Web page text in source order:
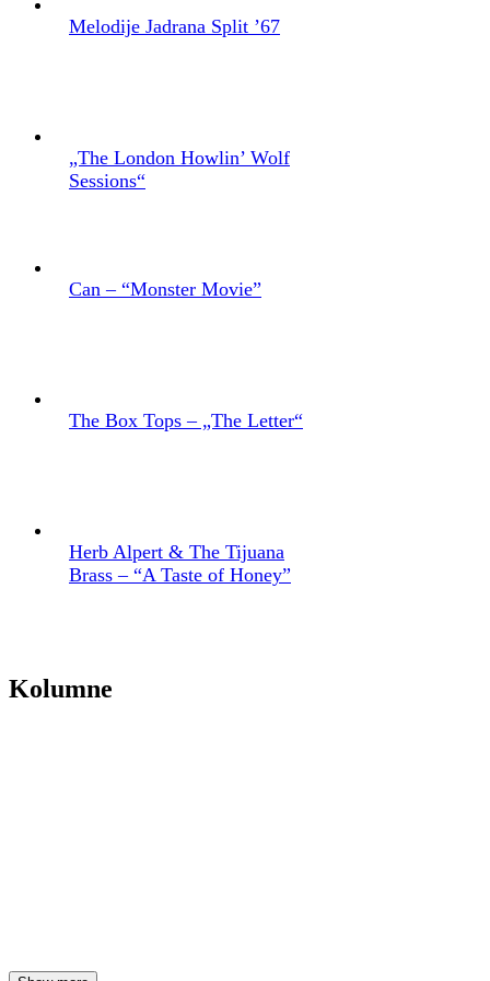
Melodije Jadrana Split ’67
„The London Howlin’ Wolf
Sessions“
Can – “Monster Movie”
The Box Tops – „The Letter“
Herb Alpert & The Tijuana
Brass – “A Taste of Honey”
Kolumne